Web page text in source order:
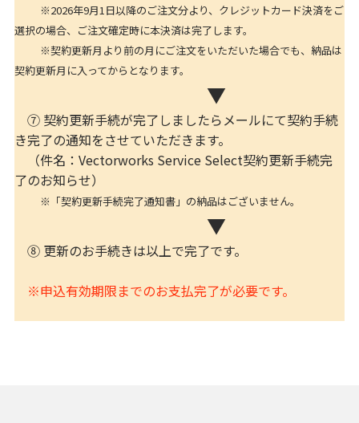
※2026年9月1日以降のご注文分より、クレジットカード決済をご
選択の場合、ご注文確定時に本決済は完了します。
※契約更新月より前の月にご注文をいただいた場合でも、納品は
契約更新月に入ってからとなります。
▼
⑦ 契約更新手続が完了しましたらメールにて契約手続
き完了の通知をさせていただきます。
（件名：Vectorworks Service Select契約更新手続完
了のお知らせ）
※「契約更新手続完了通知書」の納品はございません。
▼
⑧ 更新のお手続きは以上で完了です。
※申込有効期限までのお支払完了が必要です。